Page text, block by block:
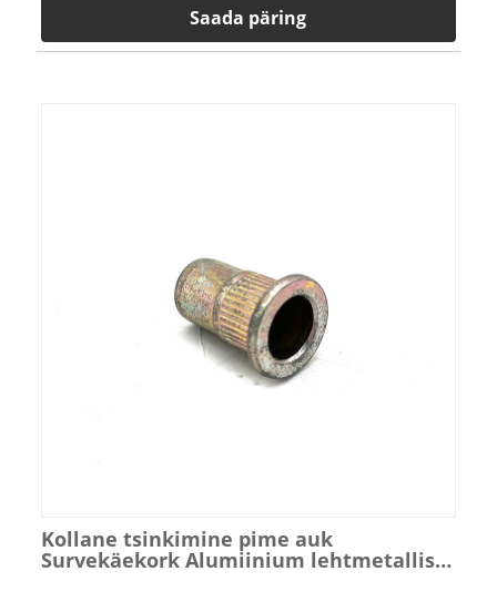
Saada päring
Kollane tsinkimine pime auk
Survekäekork Alumiinium lehtmetallist